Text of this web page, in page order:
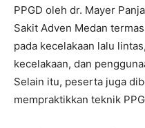
PPGD oleh dr. Mayer
Sakit Adven Medan
pada kecelakaan lalu
kecelakaan, dan
Selain itu, peserta juga
mempraktikkan teknik